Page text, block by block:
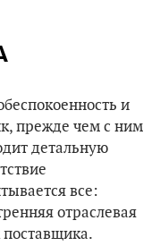
и
прежде чем с ним
детальную
все:
отраслевая